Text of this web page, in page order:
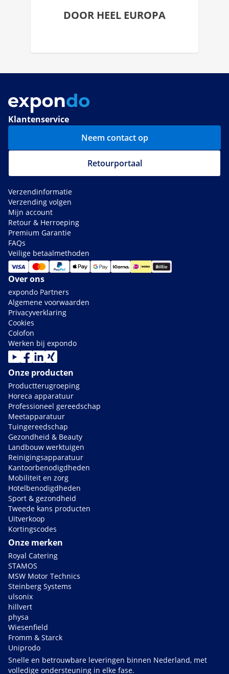
DOOR HEEL EUROPA
Klantenservice
Neem contact op
Retourportaal
Verzendinformatie
Verzending volgen
Mijn account
Retour & Herroeping
Premium Garantie
FAQs
Veilige betaalmethoden
Over ons
expondo Partners
Algemene voorwaarden
Privacyverklaring
Cookies
Colofon
Werken bij expondo
Onze producten
Productterugroeping
Horeca apparatuur
Professioneel gereedschap
Meetapparatuur
Tuingereedschap
Gezondheid & Beauty
Landbouw werktuigen
Reinigingsapparatuur
Kantoorbenodigdheden
Mobiliteit en zorg
Hotelbenodigdheden
Sport & gezondheid
Tweede kans producten
Uitverkoop
Kortingscodes
Onze merken
Royal Catering
STAMOS
MSW Motor Technics
Steinberg Systems
ulsonix
hillvert
physa
Wiesenfield
Fromm & Starck
Uniprodo
Snelle en betrouwbare leveringen binnen Nederland, met
volledige ondersteuning in elke fase.